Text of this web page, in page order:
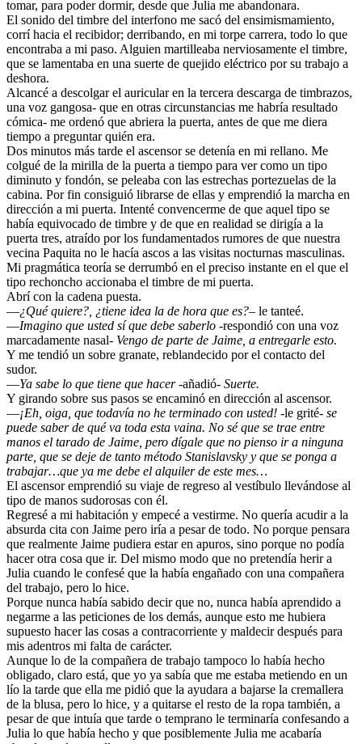
tomar, para poder dormir, desde que Julia me abandonara.
El sonido del timbre del interfono me sacó del ensimismamiento,
corrí hacia el recibidor; derribando, en mi torpe carrera, todo lo que
encontraba a mi paso. Alguien martilleaba nerviosamente el timbre,
que se lamentaba en una suerte de quejido eléctrico por su trabajo a
deshora.
Alcancé a descolgar el auricular en la tercera descarga de timbrazos,
una voz gangosa- que en otras circunstancias me habría resultado
cómica- me ordenó que abriera la puerta, antes de que me diera
tiempo a preguntar quién era.
Dos minutos más tarde el ascensor se detenía en mi rellano. Me
colgué de la mirilla de la puerta a tiempo para ver como un tipo
diminuto y fondón, se peleaba con las estrechas portezuelas de la
cabina. Por fin consiguió librarse de ellas y emprendió la marcha en
dirección a mi puerta. Intenté convencerme de que aquel tipo se
había equivocado de timbre y de que en realidad se dirigía a la
puerta tres, atraído por los fundamentados rumores de que nuestra
vecina Paquita no le hacía ascos a las visitas nocturnas masculinas.
Mi pragmática teoría se derrumbó en el preciso instante en el que el
tipo rechoncho accionaba el timbre de mi puerta.
Abrí con la cadena puesta.
—¿Qué quiere?, ¿tiene idea la de hora que es?– le tanteé.
—Imagino que usted sí que debe saberlo -respondió con una voz
marcadamente nasal- Vengo de parte de Jaime, a entregarle esto.
Y me tendió un sobre granate, reblandecido por el contacto del
sudor.
—Ya sabe lo que tiene que hacer-añadió- Suerte.
Y girando sobre sus pasos se encaminó en dirección al ascensor.
—¡Eh, oiga, que todavía no he terminado con usted! -le grité- se
puede saber de qué va toda esta vaina. No sé que se trae entre
manos el tarado de Jaime, pero dígale que no pienso ir a ninguna
parte, que se deje de tanto método Stanislavsky y que se ponga a
trabajar…que ya me debe el alquiler de este mes…
El ascensor emprendió su viaje de regreso al vestíbulo llevándose al
tipo de manos sudorosas con él.
Regresé a mi habitación y empecé a vestirme. No quería acudir a la
absurda cita con Jaime pero iría a pesar de todo. No porque pensara
que realmente Jaime pudiera estar en apuros, sino porque no podía
hacer otra cosa que ir. Del mismo modo que no pretendía herir a
Julia cuando le confesé que la había engañado con una compañera
del trabajo, pero lo hice.
Porque nunca había sabido decir que no, nunca había aprendido a
negarme a las peticiones de los demás, aunque esto me hubiera
supuesto hacer las cosas a contracorriente y maldecir después para
mis adentros mi falta de carácter.
Aunque lo de la compañera de trabajo tampoco lo había hecho
obligado, claro está, que yo ya sabía que me estaba metiendo en un
lío la tarde que ella me pidió que la ayudara a bajarse la cremallera
de la blusa, pero lo hice, y a quitarse el resto de la ropa también, a
pesar de que intuía que tarde o temprano le terminaría confesando a
Julia lo que había hecho y que posiblemente Julia me acabaría